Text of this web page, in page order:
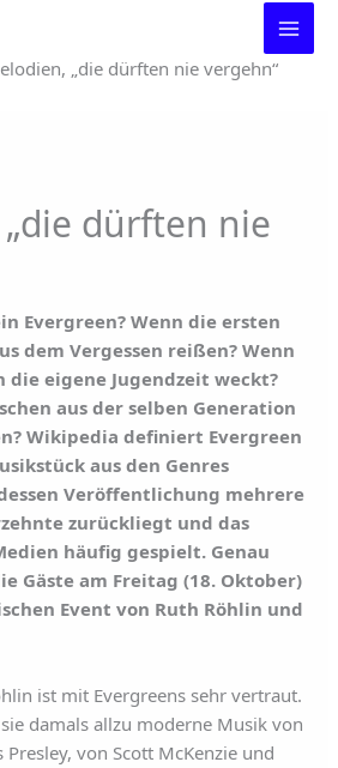
„die dürften nie vergehn“
dürften nie
Evergreen? Wenn die ersten
dem Vergessen reißen? Wenn
die eigene Jugendzeit weckt?
aus der selben Generation
Wikipedia definiert Evergreen
aus den Genres
Veröffentlichung mehrere
zurückliegt und das
häufig gespielt. Genau
Gäste am Freitag (18. Oktober)
Event von Ruth Röhlin und
ist mit Evergreens sehr vertraut.
damals allzu moderne Musik von
Presley, von Scott McKenzie und